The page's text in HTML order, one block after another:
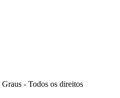
- Todos os direitos